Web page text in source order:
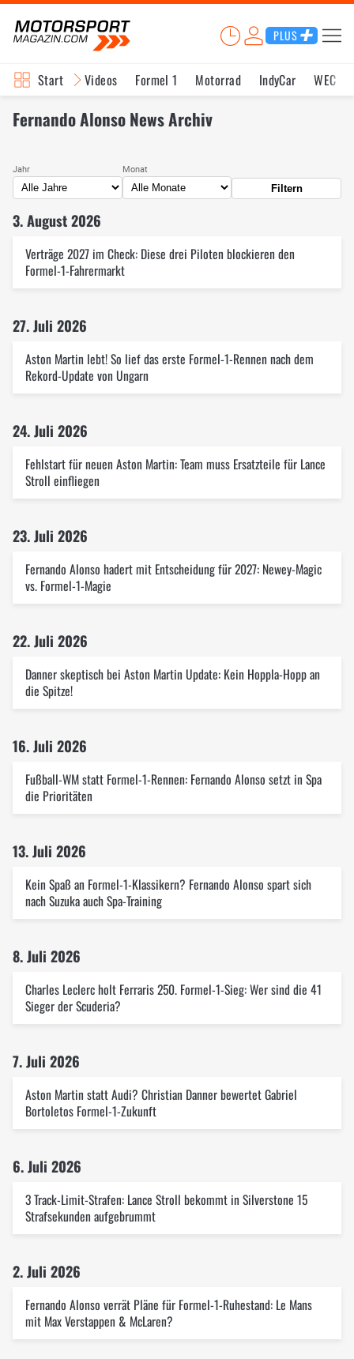
PLUS
Start Videos Formel 1 Motorrad IndyCar WEC
Fernando Alonso News Archiv
Jahr Monat
Filtern
3. August 2026
Verträge 2027 im Check: Diese drei Piloten blockieren den
Formel-1-Fahrermarkt
27. Juli 2026
Aston Martin lebt! So lief das erste Formel-1-Rennen nach dem
Rekord-Update von Ungarn
24. Juli 2026
Fehlstart für neuen Aston Martin: Team muss Ersatzteile für Lance
Stroll einfliegen
23. Juli 2026
Fernando Alonso hadert mit Entscheidung für 2027: Newey-Magic
vs. Formel-1-Magie
22. Juli 2026
Danner skeptisch bei Aston Martin Update: Kein Hoppla-Hopp an
die Spitze!
16. Juli 2026
Fußball-WM statt Formel-1-Rennen: Fernando Alonso setzt in Spa
die Prioritäten
13. Juli 2026
Kein Spaß an Formel-1-Klassikern? Fernando Alonso spart sich
nach Suzuka auch Spa-Training
8. Juli 2026
Charles Leclerc holt Ferraris 250. Formel-1-Sieg: Wer sind die 41
Sieger der Scuderia?
7. Juli 2026
Aston Martin statt Audi? Christian Danner bewertet Gabriel
Bortoletos Formel-1-Zukunft
6. Juli 2026
3 Track-Limit-Strafen: Lance Stroll bekommt in Silverstone 15
Strafsekunden aufgebrummt
2. Juli 2026
Fernando Alonso verrät Pläne für Formel-1-Ruhestand: Le Mans
mit Max Verstappen & McLaren?